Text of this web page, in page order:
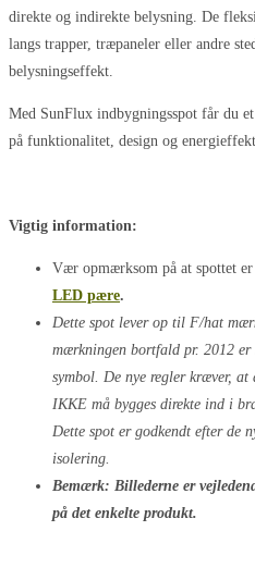
direkte og indirekte belysning. De
langs trapper, træpaneler eller andre
belysningseffekt.
Med SunFlux indbygningsspot får du
på funktionalitet, design og
Vigtig information:
Vær opmærksom på at spottet
LED pære.
Dette spot lever op til F/hat
mærkningen bortfald pr. 2012
symbol. De nye regler kræver,
IKKE må bygges direkte ind i
Dette spot er godkendt efter de
isolering.
Bemærk: Billederne er
på det enkelte produkt.